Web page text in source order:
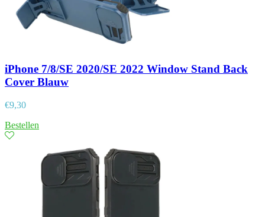
iPhone 7/8/SE 2020/SE 2022 Window Stand Back
Cover Blauw
€9,30
Bestellen